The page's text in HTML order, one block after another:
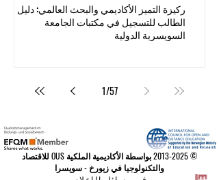
ركيزة التميز الأكاديمي والبحث العالمي: دليل
الطالب للتسجيل في مكتبات الجامعة
السويسرية الدولية
1/57
©
2013-2025
بواسطة الأكاديمية الملكية OUS للاقتصاد
والتكنولوجيا في زيورخ - سويسرا